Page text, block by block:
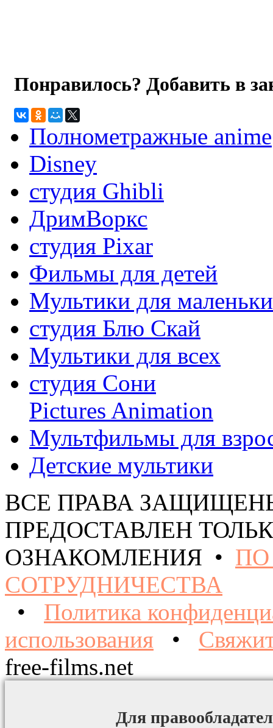
Понравилось? Добавить в
Полнометражные anime
Disney
студия Ghibli
ДримВоркс
студия Pixar
Фильмы для детей
Мультики для
студия Блю Скай
Мультики для всех
студия Сони
Pictures Animation
Мультфильмы для
Детские мультики
ВСЕ ПРАВА
ПРЕДОСТАВЛЕН
ОЗНАКОМЛЕНИЯ •
СОТРУДНИЧЕСТВА
• Политика
использования •
free-films.net
Для